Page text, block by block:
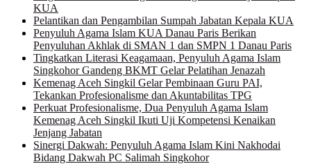
KUA
Pelantikan dan Pengambilan Sumpah Jabatan Kepala KUA
Penyuluh Agama Islam KUA Danau Paris Berikan
Penyuluhan Akhlak di SMAN 1 dan SMPN 1 Danau Paris
Tingkatkan Literasi Keagamaan, Penyuluh Agama Islam
Singkohor Gandeng BKMT Gelar Pelatihan Jenazah
Kemenag Aceh Singkil Gelar Pembinaan Guru PAI,
Tekankan Profesionalisme dan Akuntabilitas TPG
Perkuat Profesionalisme, Dua Penyuluh Agama Islam
Kemenag Aceh Singkil Ikuti Uji Kompetensi Kenaikan
Jenjang Jabatan
Sinergi Dakwah: Penyuluh Agama Islam Kini Nakhodai
Bidang Dakwah PC Salimah Singkohor